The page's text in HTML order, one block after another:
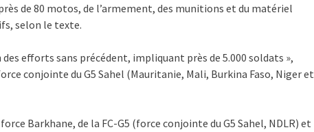
de 80 motos, de l’armement, des munitions et du matériel
selon le texte.
efforts sans précédent, impliquant près de 5.000 soldats »,
conjointe du G5 Sahel (Mauritanie, Mali, Burkina Faso, Niger et
Barkhane, de la FC-G5 (force conjointe du G5 Sahel, NDLR) et